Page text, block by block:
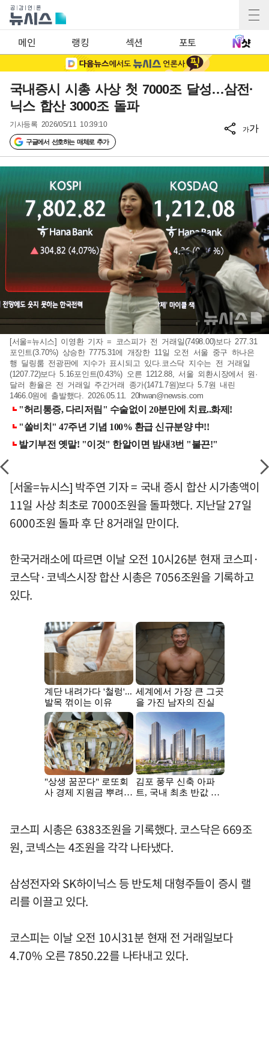
메인 랭킹 섹션 포토
국내증시 시총 사상 첫 7000조 달성…삼전·
닉스 합산 3000조 돌파
기사등록 2026/05/11 10:39:10
구글에서 선호하는 매체로 추가
가가
[서울=뉴시스] 이영환 기자 = 코스피가 전 거래일(7498.00)보다 277.31
포인트(3.70%) 상승한 7775.31에 개장한 11일 오전 서울 중구 하나은
행 딜링룸 전광판에 지수가 표시되고 있다.코스닥 지수는 전 거래일
(1207.72)보다 5.16포인트(0.43%) 오른 1212.88, 서울 외환시장에서 원·
달러 환율은 전 거래일 주간거래 종가(1471.7원)보다 5.7원 내린
1466.0원에 출발했다. 2026.05.11. 20hwan@newsis.com
[서울=뉴시스] 박주연 기자 = 국내 증시 합산 시가총액이
11일 사상 최초로 7000조원을 돌파했다. 지난달 27일
6000조원 돌파 후 단 8거래일 만이다.
한국거래소에 따르면 이날 오전 10시26분 현재 코스피·
코스닥·코넥스시장 합산 시총은 7056조원을 기록하고
있다.
코스피 시총은 6383조원을 기록했다. 코스닥은 669조
원, 코넥스는 4조원을 각각 나타냈다.
삼성전자와 SK하이닉스 등 반도체 대형주들이 증시 랠
리를 이끌고 있다.
코스피는 이날 오전 10시31분 현재 전 거래일보다
4.70% 오른 7850.22를 나타내고 있다.